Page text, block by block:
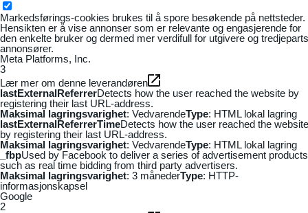
Markedsførings-cookies brukes til å spore besøkende på nettsteder.
Hensikten er å vise annonser som er relevante og engasjerende for
den enkelte bruker og dermed mer verdifull for utgivere og tredjeparts
annonsører.
Meta Platforms, Inc.
3
Lær mer om denne leverandøren
lastExternalReferrerDetects how the user reached the website by
registering their last URL-address.
Maksimal lagringsvarighet: VedvarendeType: HTML lokal lagring
lastExternalReferrerTimeDetects how the user reached the website
by registering their last URL-address.
Maksimal lagringsvarighet: VedvarendeType: HTML lokal lagring
_fbpUsed by Facebook to deliver a series of advertisement products
such as real time bidding from third party advertisers.
Maksimal lagringsvarighet: 3 månederType: HTTP-
informasjonskapsel
Google
2